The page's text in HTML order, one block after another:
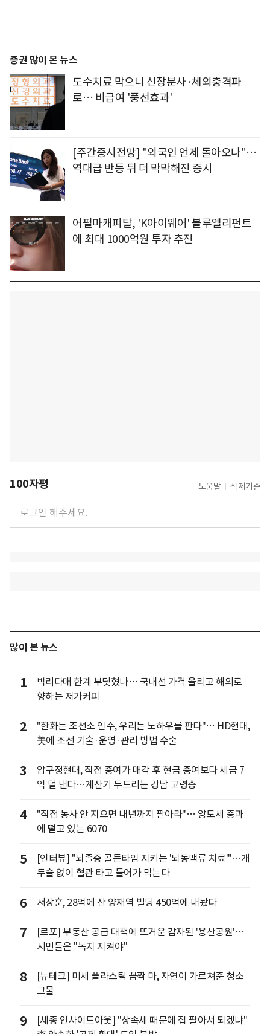
증권 많이 본 뉴스
도수치료 막으니 신장분사·체외충격파
로… 비급여 '풍선효과'
[주간증시전망] "외국인 언제 돌아오나"…
역대급 반등 뒤 더 막막해진 증시
어펄마캐피탈, 'K아이웨어' 블루엘리펀트
에 최대 1000억원 투자 추진
100자평 도움말 삭제기준
많이 본 뉴스
1
박리다매 한계 부딪혔나… 국내선 가격 올리고 해외로
향하는 저가커피
2
"한화는 조선소 인수, 우리는 노하우를 판다"… HD현대,
美에 조선 기술·운영·관리 방법 수출
3
압구정현대, 직접 증여가 매각 후 현금 증여보다 세금 7
억 덜 낸다…계산기 두드리는 강남 고령층
4
"직접 농사 안 지으면 내년까지 팔아라"… 양도세 중과
에 떨고 있는 6070
5
[인터뷰] "뇌졸중 골든타임 지키는 '뇌동맥류 치료'"…개
두술 없이 혈관 타고 들어가 막는다
6 서장훈, 28억에 산 양재역 빌딩 450억에 내놨다
7
[르포] 부동산 공급 대책에 뜨거운 감자된 '용산공원'…
시민들은 "녹지 지켜야"
8
[뉴테크] 미세 플라스틱 꼼짝 마, 자연이 가르쳐준 청소
그물
9
[세종 인사이드아웃] "상속세 때문에 집 팔아서 되겠냐"